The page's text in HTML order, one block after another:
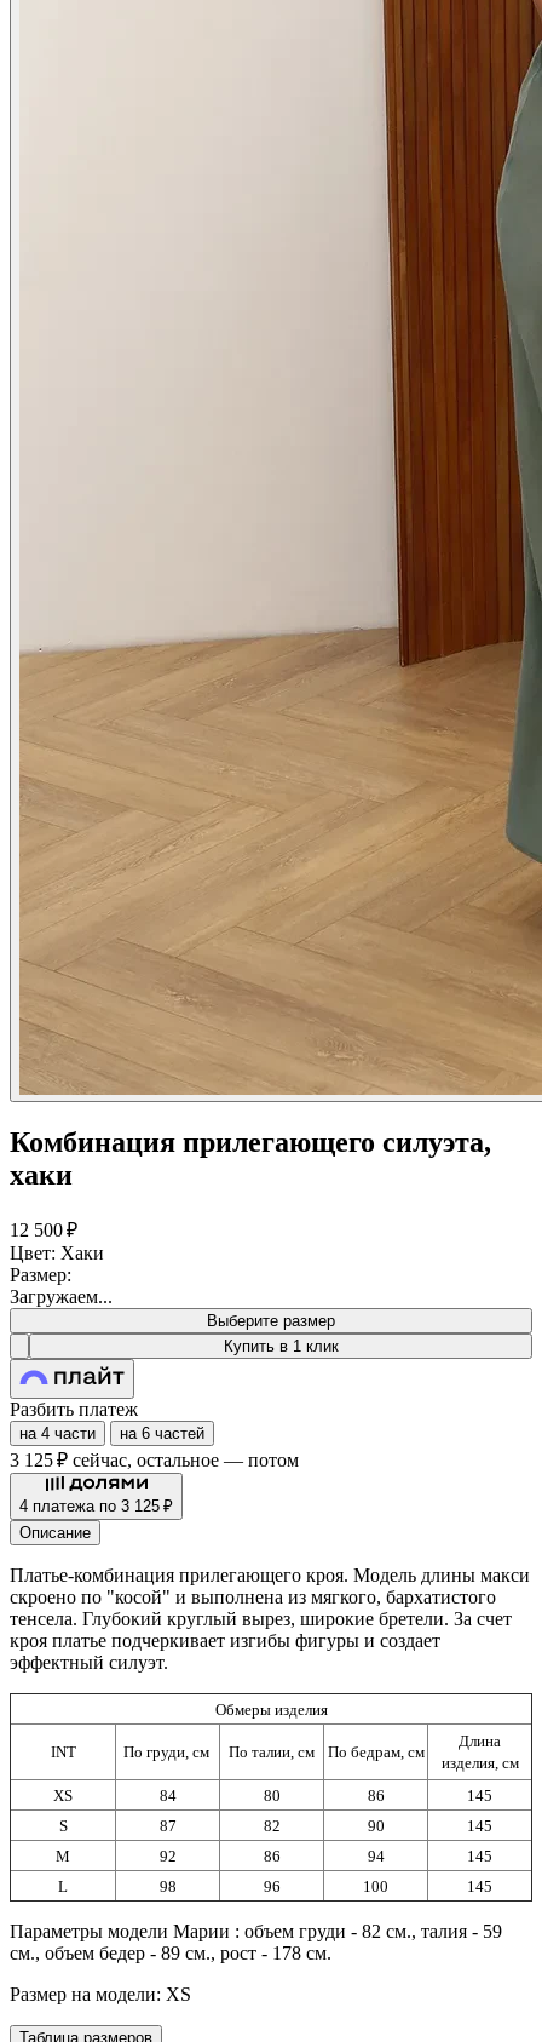
Комбинация прилегающего силуэта,
хаки
12 500 ₽
Цвет: Хаки
Размер:
Загружаем...
Выберите размер
Купить в 1 клик
Разбить платеж
на 4 части на 6 частей
3 125 ₽ сейчас, остальное — потом
4 платежа по 3 125 ₽
Описание
Платье-комбинация прилегающего кроя. Модель длины макси
скроено по "косой" и выполнена из мягкого, бархатистого
тенсела. Глубокий круглый вырез, широкие бретели. За счет
кроя платье подчеркивает изгибы фигуры и создает
эффектный силуэт.
Обмеры изделия
INT По груди, см По талии, см По бедрам, см
Длина
изделия, см
XS
84 80 86
145
S
87 82 90
145
M
92 86 94
145
L
98 96 100 145
Параметры модели Марии : объем груди - 82 см., талия - 59
см., объем бедер - 89 см., рост - 178 см.
Размер на модели: XS
Таблица размеров